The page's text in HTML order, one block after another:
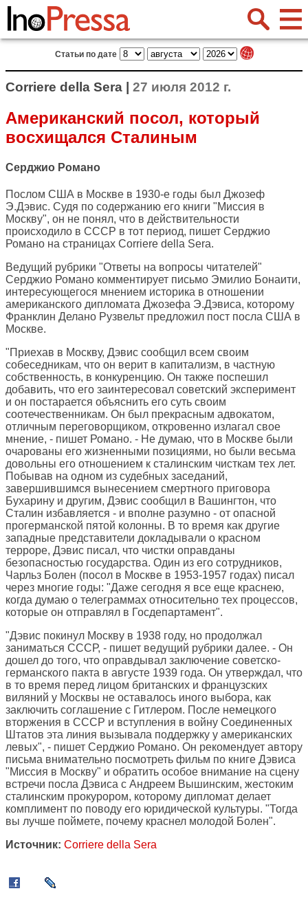
Статьи по дате
Corriere della Sera | 27 июля 2012 г.
Американский посол, который
восхищался Сталиным
Серджио Романо
Послом США в Москве в 1930-е годы был Джозеф
Э.Дэвис. Судя по содержанию его книги "Миссия в
Москву", он не понял, что в действительности
происходило в СССР в тот период, пишет Серджио
Романо на страницах Corriere della Sera.
Ведущий рубрики "Ответы на вопросы читателей"
Серджио Романо комментирует письмо Эмилио Бонаити,
интересующегося мнением историка в отношении
американского дипломата Джозефа Э.Дэвиса, которому
Франклин Делано Рузвельт предложил пост посла США в
Москве.
"Приехав в Москву, Дэвис сообщил всем своим
собеседникам, что он верит в капитализм, в частную
собственность, в конкуренцию. Он также поспешил
добавить, что его заинтересовал советский эксперимент
и он постарается объяснить его суть своим
соотечественникам. Он был прекрасным адвокатом,
отличным переговорщиком, откровенно излагал свое
мнение, - пишет Романо. - Не думаю, что в Москве были
очарованы его жизненными позициями, но были весьма
довольны его отношением к сталинским чисткам тех лет.
Побывав на одном из судебных заседаний,
завершившимся вынесением смертного приговора
Бухарину и другим, Дэвис сообщил в Вашингтон, что
Сталин избавляется - и вполне разумно - от опасной
прогерманской пятой колонны. В то время как другие
западные представители докладывали о красном
терроре, Дэвис писал, что чистки оправданы
безопасностью государства. Один из его сотрудников,
Чарльз Болен (посол в Москве в 1953-1957 годах) писал
через многие годы: "Даже сегодня я все еще краснею,
когда думаю о телеграммах относительно тех процессов,
которые он отправлял в Госдепартамент".
"Дэвис покинул Москву в 1938 году, но продолжал
заниматься СССР, - пишет ведущий рубрики далее. - Он
дошел до того, что оправдывал заключение советско-
германского пакта в августе 1939 года. Он утверждал, что
в то время перед лицом британских и французских
виляний у Москвы не оставалось иного выбора, как
заключить соглашение с Гитлером. После немецкого
вторжения в СССР и вступления в войну Соединенных
Штатов эта линия вызывала поддержку у американских
левых", - пишет Серджио Романо. Он рекомендует автору
письма внимательно посмотреть фильм по книге Дэвиса
"Миссия в Москву" и обратить особое внимание на сцену
встречи посла Дэвиса с Андреем Вышинским, жестоким
сталинским прокурором, которому дипломат делает
комплимент по поводу его юридической культуры. "Тогда
вы лучше поймете, почему краснел молодой Болен".
Источник: Corriere della Sera